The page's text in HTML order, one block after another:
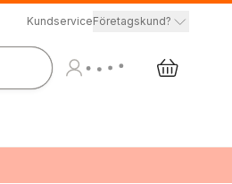
KundserviceFöretagskund?